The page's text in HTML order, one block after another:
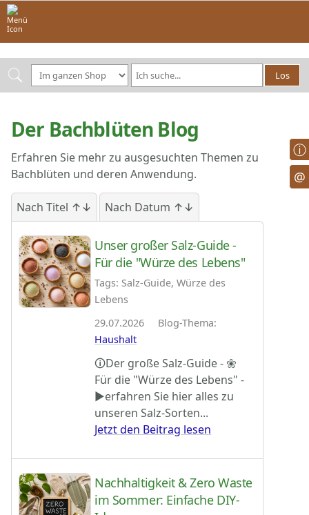
Der Bachblüten Blog
Erfahren Sie mehr zu ausgesuchten Themen zu
Bachblüten und deren Anwendung.
Nach Titel ↑↓ Nach Datum ↑↓
Unser großer Salz-Guide -
Für die "Würze des Lebens"
Tags: Salz-Guide, Würze des
Lebens
29.07.2026 Blog-Thema:
Haushalt
🛈Der große Salz-Guide - ❀
Für die "Würze des Lebens" -
►erfahren Sie hier alles zu
unseren Salz-Sorten...
Jetzt den Beitrag lesen
Nachhaltigkeit & Zero Waste
im Sommer: Einfache DIY-
ⓘ
@